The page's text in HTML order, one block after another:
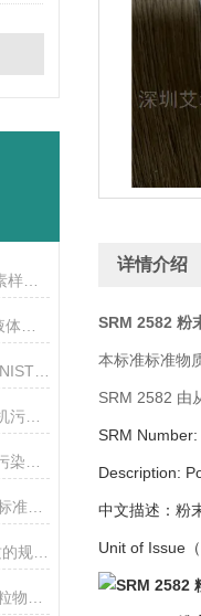
SRM 2927 15N标记重组人胰岛素样生长因子1
SRM 2260a甲苯中的芳烃（美国NIST）的储存温度及操作
SRM 3673 非吸烟者尿液中的有机污染物 NIST标准品
NIST代理 SRM 2191a 碳酸氢钠标准品的规格介绍
SRM 1951c 冷冻人血清中的脂质的规格介绍及使用说明
详情介绍
SRM 2582 粉
本标准标准物
SRM 2582 由
SRM
Description:
中文描述：粉
Unit of Issue